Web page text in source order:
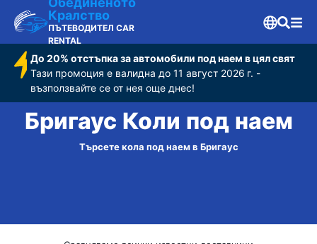
Кралство
ПЪТЕВОДИТЕЛ CAR
RENTAL
До 20% отстъпка за автомобили под наем в цял свят
Тази промоция е валидна до 11 август 2026 г. -
възползвайте се от нея още днес!
Бригаус Коли под наем
Търсете кола под наем в Бригаус